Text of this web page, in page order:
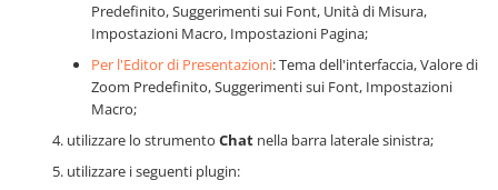
Predefinito, Suggerimenti sui Font, Unità di Misura,
Impostazioni Macro, Impostazioni Pagina;
Per l'Editor di Presentazioni: Tema dell'interfaccia, Valore di
Zoom Predefinito, Suggerimenti sui Font, Impostazioni
Macro;
utilizzare lo strumento Chat nella barra laterale sinistra;
utilizzare i seguenti plugin: